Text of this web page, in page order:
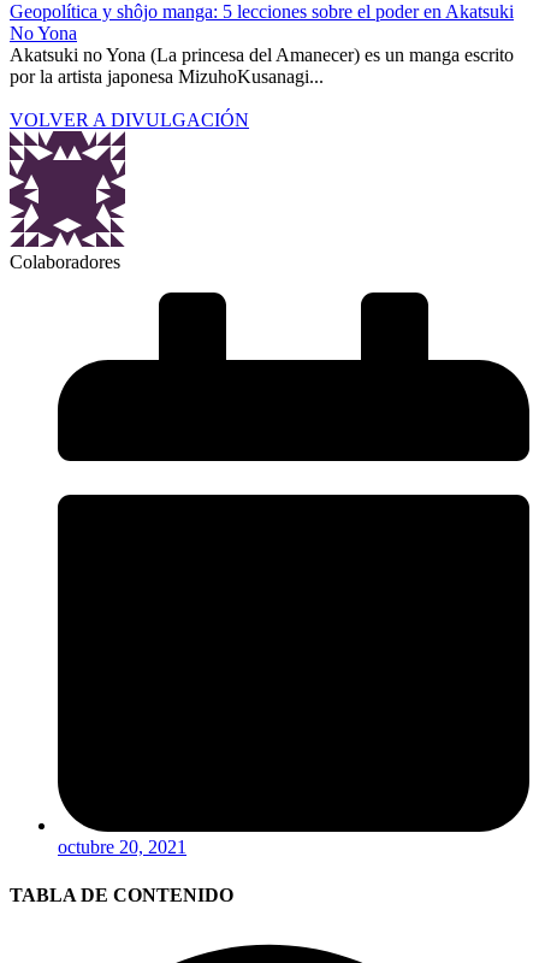
Geopolítica y shôjo manga: 5 lecciones sobre el poder en Akatsuki
No Yona
Akatsuki no Yona (La princesa del Amanecer) es un manga escrito
por la artista japonesa MizuhoKusanagi...
VOLVER A DIVULGACIÓN
Colaboradores
octubre 20, 2021
TABLA DE CONTENIDO